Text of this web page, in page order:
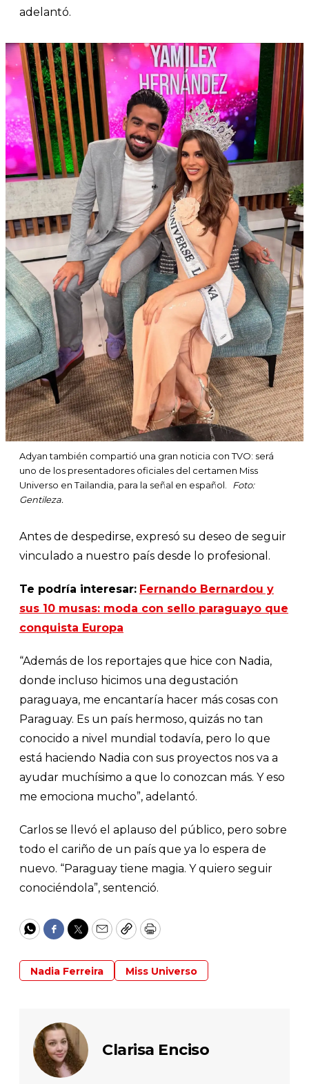
adelantó.
Adyan también compartió una gran noticia con TVO: será
uno de los presentadores oficiales del certamen Miss
Universo en Tailandia, para la señal en español.
Foto:
Gentileza.
Antes de despedirse, expresó su deseo de seguir
vinculado a nuestro país desde lo profesional.
Te podría interesar: Fernando Bernardou y
sus 10 musas: moda con sello paraguayo que
conquista Europa
“Además de los reportajes que hice con Nadia,
donde incluso hicimos una degustación
paraguaya, me encantaría hacer más cosas con
Paraguay. Es un país hermoso, quizás no tan
conocido a nivel mundial todavía, pero lo que
está haciendo Nadia con sus proyectos nos va a
ayudar muchísimo a que lo conozcan más. Y eso
me emociona mucho”, adelantó.
Carlos se llevó el aplauso del público, pero sobre
todo el cariño de un país que ya lo espera de
nuevo. “Paraguay tiene magia. Y quiero seguir
conociéndola”, sentenció.
WhatsApp
Facebook
Twitter
EmailCopyPrint
Nadia Ferreira Miss Universo
Clarisa Enciso